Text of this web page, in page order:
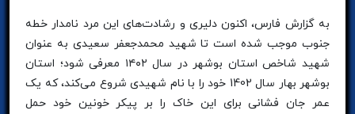
به گزارش فارس، اکنون دلیری و رشادت‌های این مرد نامدار خطه
جنوب موجب شده است تا شهید محمدجعفر سعیدی به عنوان
شهید شاخص استان بوشهر در سال ۱۴۰۲ معرفی شود؛ استان
بوشهر بهار سال 1402 خود را با نام شهیدی شروع می‌کند، که یک
عمر جان فشانی برای این خاک را بر پیکر خونین خود حمل